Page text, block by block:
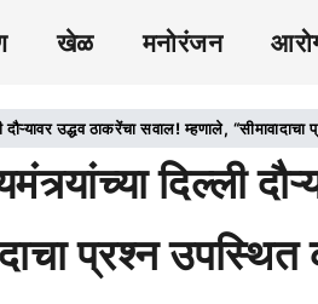
खेळ मनोरंजन
उद्धव ठाकरेंचा सवाल! म्हणाले, “सीमावादाचा
दिल्ली
प्रश्न उपस्थित